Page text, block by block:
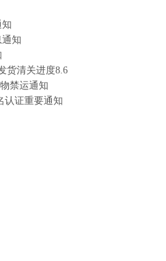
知
货清关进度8.6
禁运通知
认证重要通知